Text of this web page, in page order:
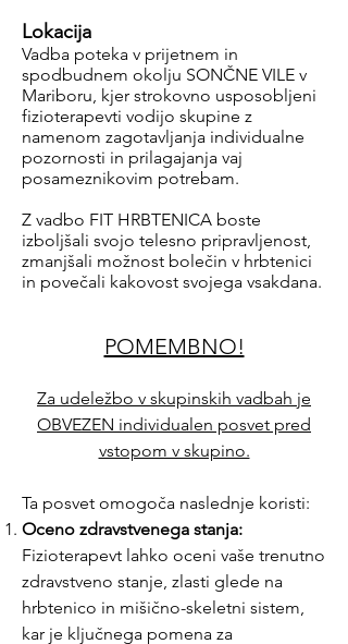
Lokacija
Vadba poteka v prijetnem in
spodbudnem okolju SONČNE VILE v
Mariboru, kjer strokovno usposobljeni
fizioterapevti vodijo skupine z
namenom zagotavljanja individualne
pozornosti in prilagajanja vaj
posameznikovim potrebam.
Z vadbo FIT HRBTENICA boste
izboljšali svojo telesno pripravljenost,
zmanjšali možnost bolečin v hrbtenici
in povečali kakovost svojega vsakdana​.
POMEMBNO!
Za udeležbo v skupinskih vadbah je
OBVEZEN individualen posvet pred
vstopom v skupino.
Ta posvet omogoča naslednje koristi:
Oceno zdravstvenega stanja:
Fizioterapevt lahko oceni vaše trenutno
zdravstveno stanje, zlasti glede na
hrbtenico in mišično-skeletni sistem,
kar je ključnega pomena za